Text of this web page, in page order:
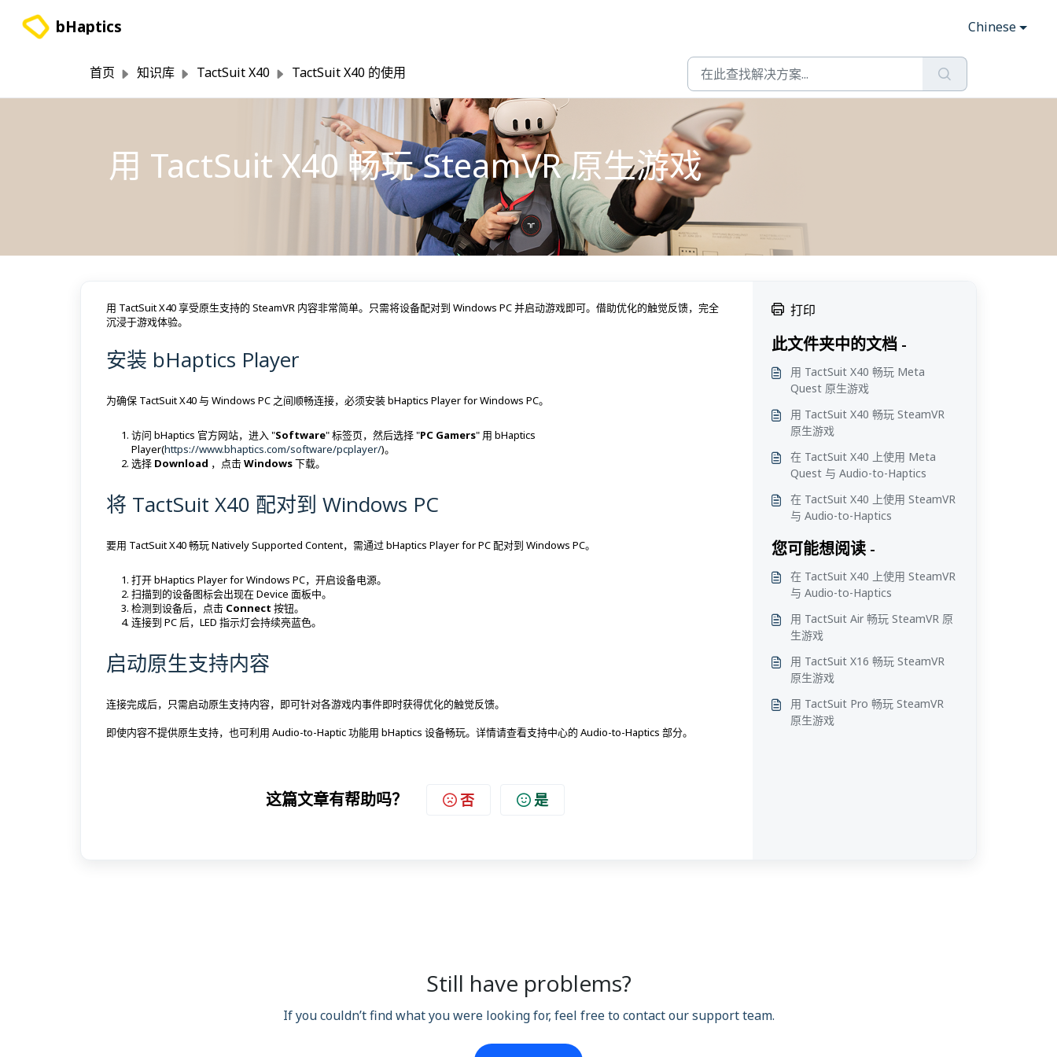
bHaptics Chinese
首页 知识库 TactSuit X40 TactSuit X40 的使用
用 TactSuit X40 畅玩 SteamVR 原生游戏
用 TactSuit X40 享受原生支持的 SteamVR 内容非常简单。只需将设备配对到 Windows PC 并启动游戏即可。借助优化的触觉反馈，完全
沉浸于游戏体验。
安装 bHaptics Player
为确保 TactSuit X40 与 Windows PC 之间顺畅连接，必须安装 bHaptics Player for Windows PC。
访问 bHaptics 官方网站，进入 "Software" 标签页，然后选择 "PC Gamers" 用 bHaptics
Player(https://www.bhaptics.com/software/pcplayer/)。
选择 Download ，点击Windows下载。
将 TactSuit X40 配对到 Windows PC
要用 TactSuit X40 畅玩 Natively Supported Content，需通过 bHaptics Player for PC 配对到 Windows PC。
打开 bHaptics Player for Windows PC，开启设备电源。
扫描到的设备图标会出现在 Device 面板中。
检测到设备后，点击 Connect 按钮。
连接到 PC 后，LED 指示灯会持续亮蓝色。
启动原生支持内容
连接完成后，只需启动原生支持内容，即可针对各游戏内事件即时获得优化的触觉反馈。
即使内容不提供原生支持，也可利用 Audio-to-Haptic 功能用 bHaptics 设备畅玩。详情请查看支持中心的 Audio-to-Haptics 部分。
这篇文章有帮助吗？ 否 是
打印
此文件夹中的文档 -
用 TactSuit X40 畅玩 Meta
Quest 原生游戏
用 TactSuit X40 畅玩 SteamVR
原生游戏
在 TactSuit X40 上使用 Meta
Quest 与 Audio-to-Haptics
在 TactSuit X40 上使用 SteamVR
与 Audio-to-Haptics
您可能想阅读 -
在 TactSuit X40 上使用 SteamVR
与 Audio-to-Haptics
用 TactSuit Air 畅玩 SteamVR 原
生游戏
用 TactSuit X16 畅玩 SteamVR
原生游戏
用 TactSuit Pro 畅玩 SteamVR
原生游戏
Still have problems?
If you couldn’t find what you were looking for, feel free to contact our support team.